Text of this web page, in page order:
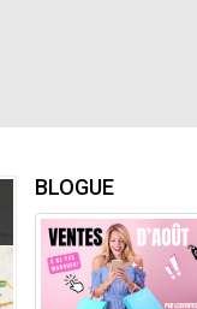
BLOGUE